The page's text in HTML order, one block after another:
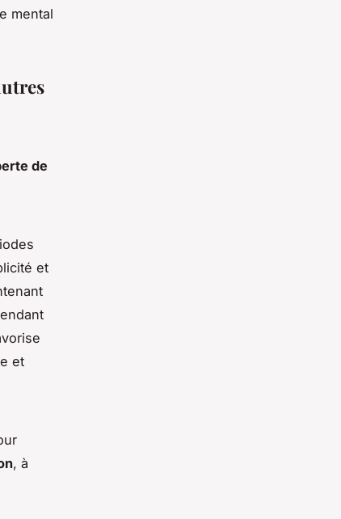
mental
de
et
et
, à